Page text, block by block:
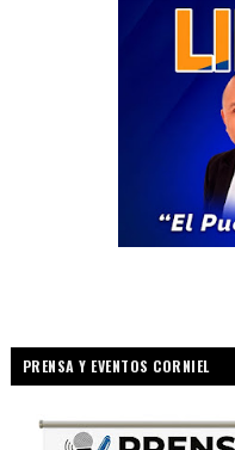
PRENSA Y EVENTOS CORNIEL